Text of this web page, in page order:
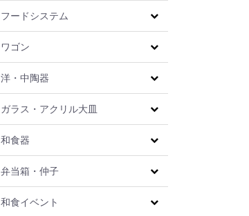
フードシステム
ワゴン
洋・中陶器
ガラス・アクリル大皿
和食器
弁当箱・仲子
和食イベント